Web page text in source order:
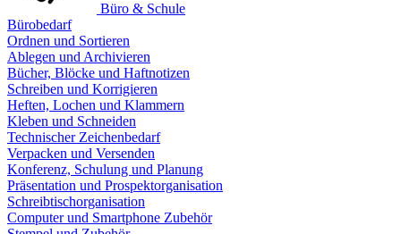
Büro & Schule
Bürobedarf
Ordnen und Sortieren
Ablegen und Archivieren
Bücher, Blöcke und Haftnotizen
Schreiben und Korrigieren
Heften, Lochen und Klammern
Kleben und Schneiden
Technischer Zeichenbedarf
Verpacken und Versenden
Konferenz, Schulung und Planung
Präsentation und Prospektorganisation
Schreibtischorganisation
Computer und Smartphone Zubehör